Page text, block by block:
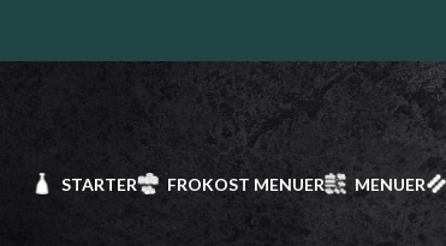
STARTER FROKOST MENUER MENUER